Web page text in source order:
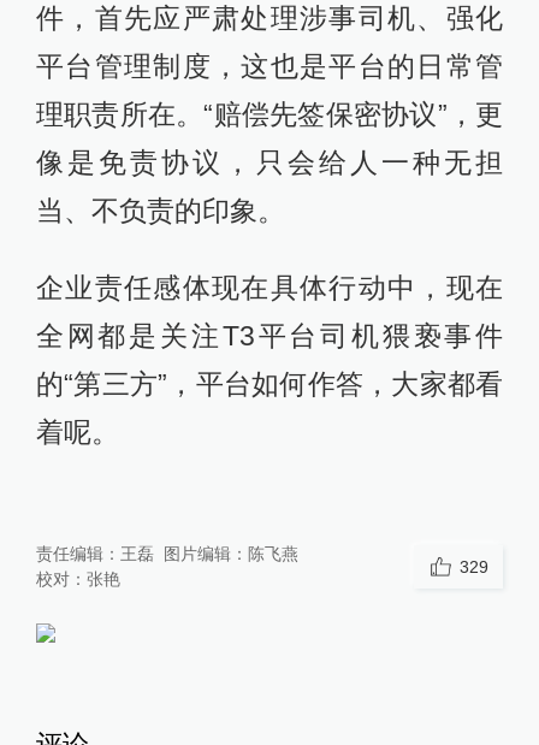
件，首先应严肃处理涉事司机、强化
平台管理制度，这也是平台的日常管
理职责所在。“赔偿先签保密协议”，更
像是免责协议，只会给人一种无担
当、不负责的印象。
企业责任感体现在具体行动中，现在
全网都是关注T3平台司机猥亵事件
的“第三方”，平台如何作答，大家都看
着呢。
责任编辑： 王磊 图片编辑： 陈飞燕
校对： 张艳
329